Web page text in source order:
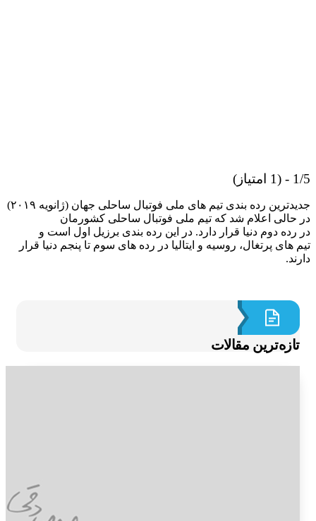
جدیدترین رده بندی تیم های ملی فوتبال ساحلی جهان (ژانویه ۲۰۱۹)
اعلام شد که تیم ملی فوتبال ساحلی کشورمان
دوم دنیا قرار دارد. در این رده بندی برزیل اول است و
های پرتغال، روسیه و ایتالیا در رده های سوم تا پنجم دنیا قرار
مقالات